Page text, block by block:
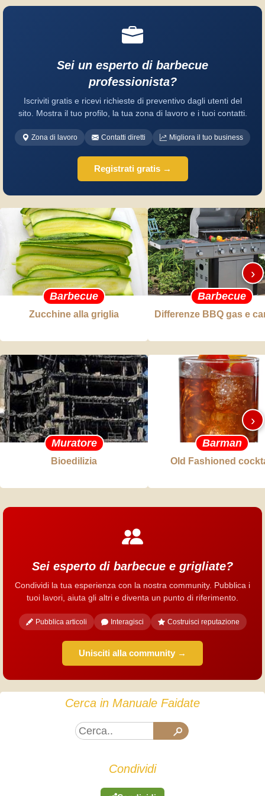
Sei un esperto di barbecue
professionista?
Iscriviti gratis e ricevi richieste di preventivo dagli utenti del
sito. Mostra il tuo profilo, la tua zona di lavoro e i tuoi contatti.
Zona di lavoro Contatti diretti Migliora il tuo business
Registrati gratis →
Barbecue
Zucchine alla griglia
Barbecue
Differenze BBQ gas e
›
Muratore
Bioedilizia
Barman
Old Fashioned
›
Sei esperto di barbecue e grigliate?
Condividi la tua esperienza con la nostra community. Pubblica i
tuoi lavori, aiuta gli altri e diventa un punto di riferimento.
Pubblica articoli Interagisci Costruisci reputazione
Unisciti alla community →
Cerca in Manuale Faidate
Condividi